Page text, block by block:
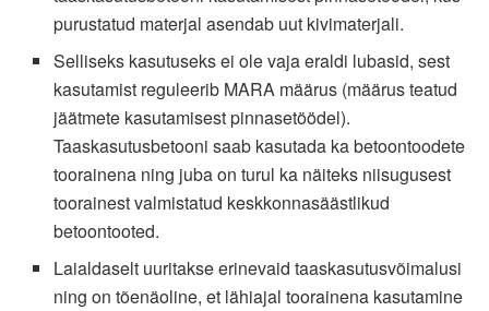
purustatud materjal asendab uut kivimaterjali.
Selliseks kasutuseks ei ole vaja eraldi lubasid, sest
kasutamist reguleerib MARA määrus (määrus teatud
jäätmete kasutamisest pinnasetöödel).
Taaskasutusbetooni saab kasutada ka betoontoodete
toorainena ning juba on turul ka näiteks niisugusest
toorainest valmistatud keskkonnasäästlikud
betoontooted.
Laialdaselt uuritakse erinevaid taaskasutusvõimalusi
ning on tõenäoline, et lähiajal toorainena kasutamine